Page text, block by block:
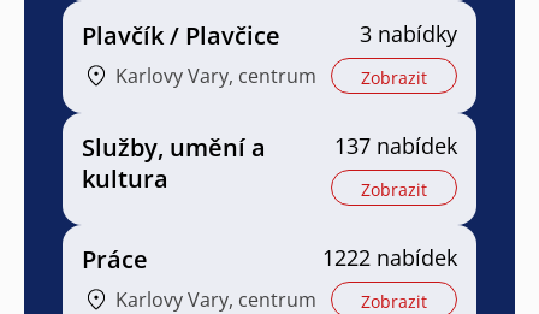
Plavčík / Plavčice
Karlovy Vary, centrum
3 nabídky
Zobrazit
Služby, umění a
kultura
137 nabídek
Zobrazit
Práce
Karlovy Vary, centrum
1222 nabídek
Zobrazit